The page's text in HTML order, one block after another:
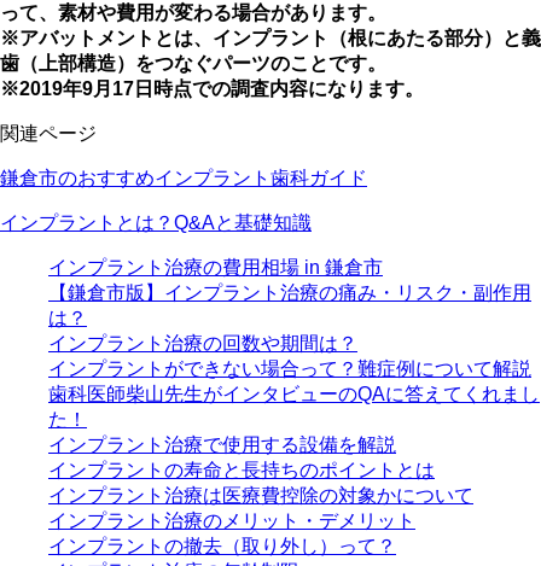
って、素材や費用が変わる場合があります。
※アバットメントとは、インプラント（根にあたる部分）と義
歯（上部構造）をつなぐパーツのことです。
※2019年9月17日時点での調査内容になります。
関連ページ
鎌倉市のおすすめインプラント歯科ガイド
インプラントとは？Q&Aと基礎知識
インプラント治療の費用相場 in 鎌倉市
【鎌倉市版】インプラント治療の痛み・リスク・副作用
は？
インプラント治療の回数や期間は？
インプラントができない場合って？難症例について解説
歯科医師柴山先生がインタビューのQAに答えてくれまし
た！
インプラント治療で使用する設備を解説
インプラントの寿命と長持ちのポイントとは
インプラント治療は医療費控除の対象かについて
インプラント治療のメリット・デメリット
インプラントの撤去（取り外し）って？